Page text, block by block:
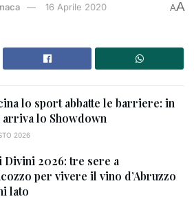
16 Aprile 2020 AA
lo sport abbatte le barriere: in
arriva lo Showdown
2026
Divini 2026: tre sere a
per vivere il vino d’Abruzzo
lato